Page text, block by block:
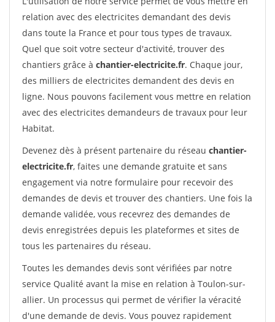
relation avec des electricites demandant des devis
dans toute la France et pour tous types de travaux.
Quel que soit votre secteur d'activité, trouver des
chantiers grâce à chantier-electricite.fr. Chaque jour,
des milliers de electricites demandent des devis en
ligne. Nous pouvons facilement vous mettre en relation
avec des electricites demandeurs de travaux pour leur
Habitat.
Devenez dès à présent partenaire du réseau chantier-
electricite.fr, faites une demande gratuite et sans
engagement via notre formulaire pour recevoir des
demandes de devis et trouver des chantiers. Une fois la
demande validée, vous recevrez des demandes de
devis enregistrées depuis les plateformes et sites de
tous les partenaires du réseau.
Toutes les demandes devis sont vérifiées par notre
service Qualité avant la mise en relation à Toulon-sur-
allier. Un processus qui permet de vérifier la véracité
d'une demande de devis. Vous pouvez rapidement